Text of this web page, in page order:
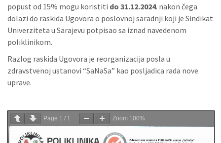
popust od 15% mogu koristiti do 31.12.2024. nakon čega
dolazi do raskida Ugovora o poslovnoj saradnji koji je Sindikat
Univerziteta u Sarajevu potpisao sa iznad navedenom
poliklinikom.
Razlog raskida Ugovora je reorganizacija posla u
zdravstvenoj ustanovi “SaNaSa” kao posljadica rada nove
uprave.
Page 1 / 1 Zoom 100%